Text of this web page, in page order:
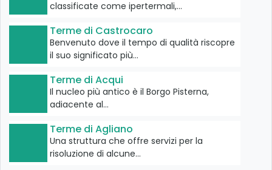
classificate come ipertermali,…
Terme di Castrocaro
Benvenuto dove il tempo di qualità riscopre
il suo significato più…
Terme di Acqui
Il nucleo più antico è il Borgo Pisterna,
adiacente al…
Terme di Agliano
Una struttura che offre servizi per la
risoluzione di alcune…